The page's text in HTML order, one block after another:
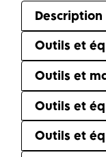
Description
Outils et
Outils et
Outils et
Outils et